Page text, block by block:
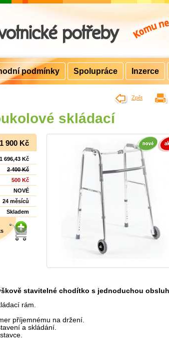
skládací
1 900 Kč
1 696,43 Kč
2 400 Kč
500 Kč
NOVÉ
24 měsíců
Skladem
stavitelné chodítko s jednoduchou
rám.
příjemnému na držení.
a skládání.
Zpět
podmínky Spolupráce Inzerce